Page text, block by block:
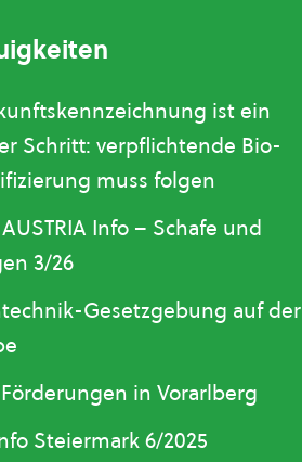
ist ein
Schritt: verpflichtende Bio-
muss folgen
Info – Schafe und
3/26
Gesetzgebung auf der
in Vorarlberg
Steiermark 6/2025